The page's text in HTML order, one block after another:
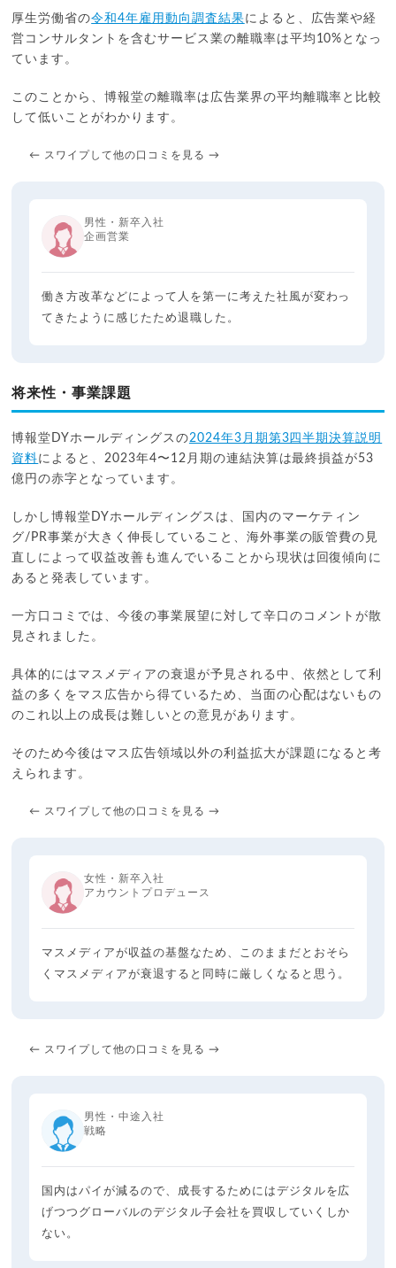
厚生労働省の令和4年雇用動向調査結果によると、広告業や経
営コンサルタントを含むサービス業の離職率は平均10%となっ
ています。
このことから、博報堂の離職率は広告業界の平均離職率と比較
して低いことがわかります。
← スワイプして他の口コミを見る →
男性・新卒入社
企画営業
働き方改革などによって人を第一に考えた社風が変わっ
てきたように感じたため退職した。
将来性・事業課題
博報堂DYホールディングスの2024年3月期第3四半期決算説明
資料によると、2023年4〜12月期の連結決算は最終損益が53
億円の赤字となっています。
しかし博報堂DYホールディングスは、国内のマーケティン
グ/PR事業が大きく伸長していること、海外事業の販管費の見
直しによって収益改善も進んでいることから現状は回復傾向に
あると発表しています。
一方口コミでは、今後の事業展望に対して辛口のコメントが散
見されました。
具体的にはマスメディアの衰退が予見される中、依然として利
益の多くをマス広告から得ているため、当面の心配はないもの
のこれ以上の成長は難しいとの意見があります。
そのため今後はマス広告領域以外の利益拡大が課題になると考
えられます。
← スワイプして他の口コミを見る →
女性・新卒入社
アカウントプロデュース
マスメディアが収益の基盤なため、このままだとおそら
くマスメディアが衰退すると同時に厳しくなると思う。
← スワイプして他の口コミを見る →
男性・中途入社
戦略
国内はパイが減るので、成長するためにはデジタルを広
げつつグローバルのデジタル子会社を買収していくしか
ない。